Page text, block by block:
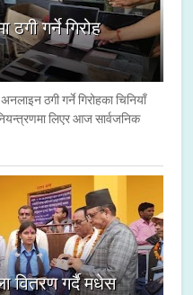
गर्ने गिरोह
ठगी गर्ने गिरोहका चिनियाँ
लिएर आज सार्वजनिक
वितरण गर्दै मधेस